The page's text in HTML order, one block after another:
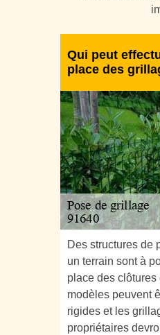
Qui peut
place des
Des structures de
un terrain sont à
place des
modèles peuvent
rigides et les
propriétaires